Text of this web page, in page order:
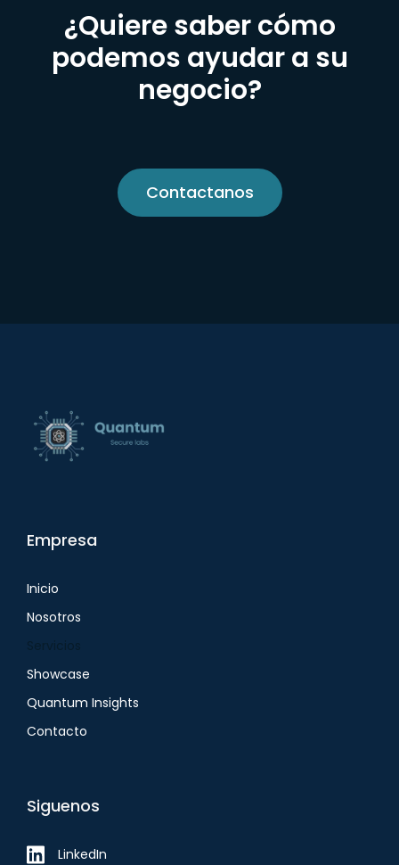
¿Quiere saber cómo
podemos ayudar a su
negocio?
Contactanos
Empresa
Inicio
Nosotros
Servicios
Showcase
Quantum Insights
Contacto
Siguenos
LinkedIn